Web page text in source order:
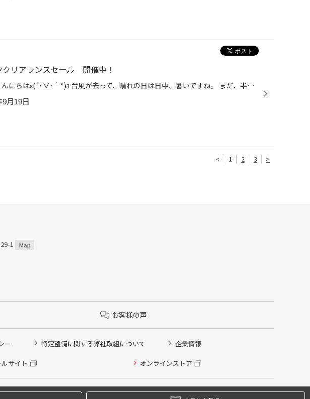
クリアランスセール 開催中！
皆様 こんにちはε(´･∀･｀*)з 台風が去って、晴れの日は日中、暑いですね。 まだ、半袖でも大丈夫ですね。 でも、日が暮れると涼しくなって、秋を感じますね。 食欲の秋・・・・・・・・・・・・・｡+ﾟ(⊃ω・`)ﾟ 痩せたい私には、辛い季節です。 なんて・・・気にせず、一年中、食欲旺盛ですけど・・・...
9月19日
< 1 2 3 >
1 Map
お客様の声
ー 特定整備に関する弊社取組について 企業情報
サイト オンラインストア
All rights Reserved.
い